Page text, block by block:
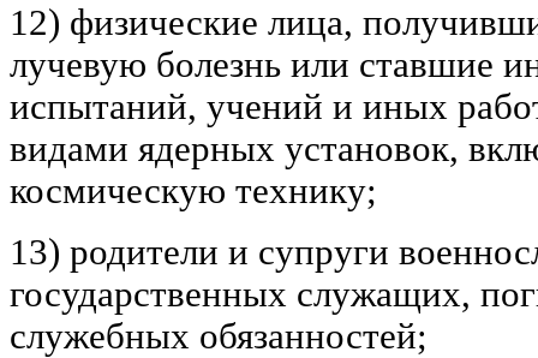
12) физические лица,
лучевую болезнь или ставшие
испытаний, учений и иных
видами ядерных установок,
космическую технику;
13) родители и супруги
государственных служащих,
служебных обязанностей;